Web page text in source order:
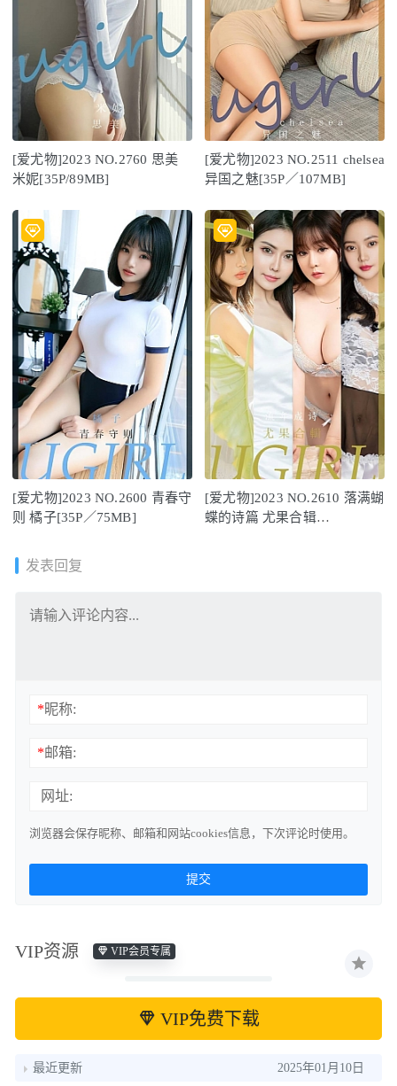
[爱尤物]2023 NO.2760 思美
米妮[35P/89MB]
[爱尤物]2023 NO.2511 chelsea
异国之魅[35P／107MB]
[爱尤物]2023 NO.2600 青春守
则 橘子[35P／75MB]
[爱尤物]2023 NO.2610 落满蝴
蝶的诗篇 尤果合辑
发表回复
*昵称:
*邮箱:
网址:
浏览器会保存昵称、邮箱和网站cookies信息，下次评论时使用。
VIP资源 VIP会员专属
VIP免费下载
最近更新 2025年01月10日